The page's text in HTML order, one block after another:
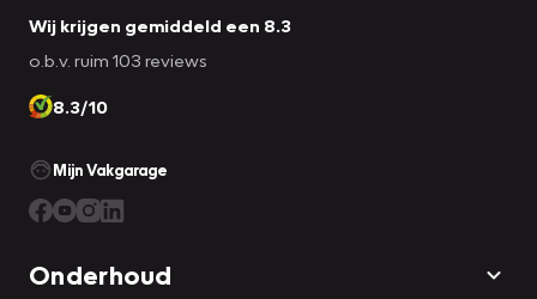
Wij krijgen gemiddeld een 8.3
o.b.v. ruim 103 reviews
8.3/10
Mijn Vakgarage
Onderhoud